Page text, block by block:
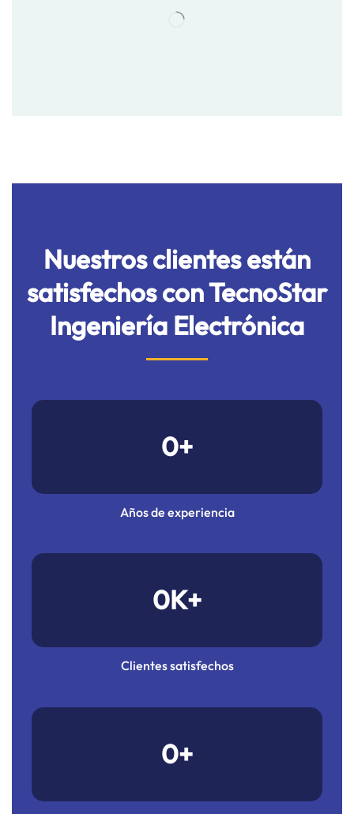
Nuestros clientes están
satisfechos con TecnoStar
Ingeniería Electrónica
0+
Años de experiencia
0K+
Clientes satisfechos
0+